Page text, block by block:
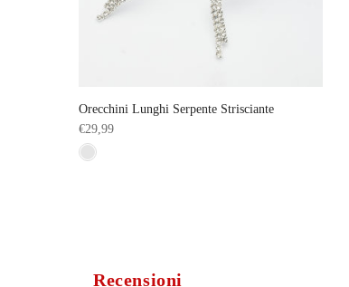
Orecchini Lunghi Serpente Strisciante
€29,99
Recensioni